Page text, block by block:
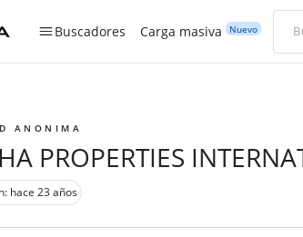
Buscadores Carga masiva Nuevo
ANONIMA
PROPERTIES
hace 23 años